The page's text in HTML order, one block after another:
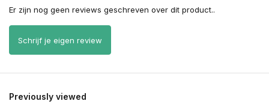
Er zijn nog geen reviews geschreven over dit product..
Schrijf je eigen review
Previously viewed